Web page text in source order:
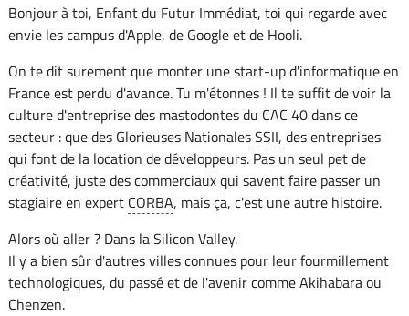
Bonjour à toi, Enfant du Futur Immédiat, toi qui regarde avec
envie les campus d'Apple, de Google et de Hooli.
On te dit surement que monter une start-up d'informatique en
France est perdu d'avance. Tu m'étonnes ! Il te suffit de voir la
culture d'entreprise des mastodontes du CAC 40 dans ce
secteur : que des Glorieuses NationalesSSII, des entreprises
qui font de la location de développeurs. Pas un seul pet de
créativité, juste des commerciaux qui savent faire passer un
stagiaire en expert CORBA, mais ça, c'est une autre histoire.
Alors où aller ? Dans la Silicon Valley.
Il y a bien sûr d'autres villes connues pour leur fourmillement
technologiques, du passé et de l'avenir comme Akihabara ou
Chenzen.